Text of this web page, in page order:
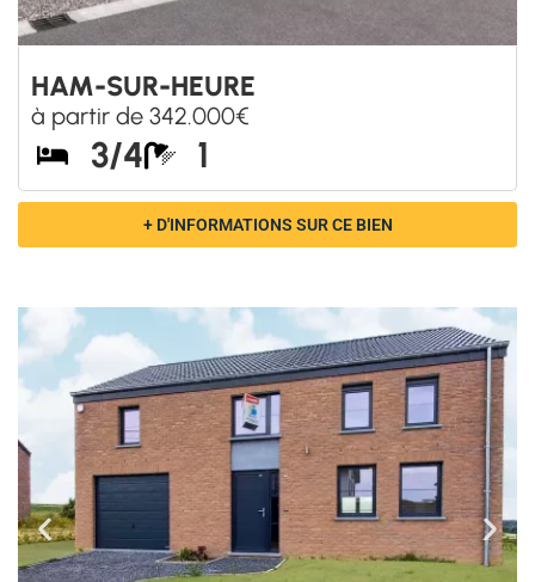
HAM-SUR-HEURE
à partir de 342.000€
3/4 1
+ D'INFORMATIONS SUR CE BIEN